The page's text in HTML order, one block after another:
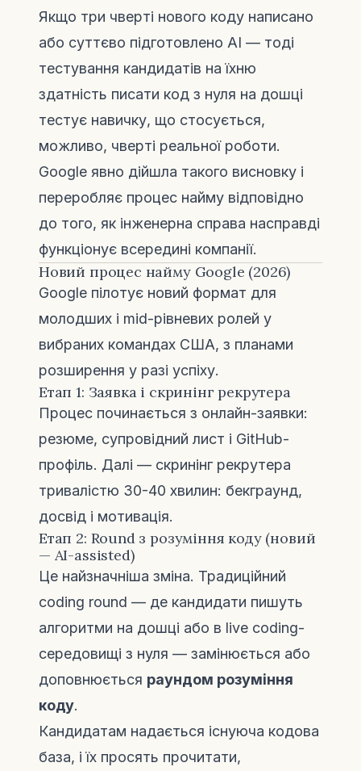
Якщо три чверті нового коду написано
або суттєво підготовлено AI — тоді
тестування кандидатів на їхню
здатність писати код з нуля на дошці
тестує навичку, що стосується,
можливо, чверті реальної роботи.
Google явно дійшла такого висновку і
переробляє процес найму відповідно
до того, як інженерна справа насправді
функціонує всередині компанії.
Новий процес найму Google (2026)
Google пілотує новий формат для
молодших і mid-рівневих ролей у
вибраних командах США, з планами
розширення у разі успіху.
Етап 1: Заявка і скринінг рекрутера
Процес починається з онлайн-заявки:
резюме, супровідний лист і GitHub-
профіль. Далі — скринінг рекрутера
тривалістю 30-40 хвилин: бекграунд,
досвід і мотивація.
Етап 2: Round з розуміння коду (новий
— AI-assisted)
Це найзначніша зміна. Традиційний
coding round — де кандидати пишуть
алгоритми на дошці або в live coding-
середовищі з нуля — замінюється або
доповнюється раундом розуміння
коду.
Кандидатам надається існуюча кодова
база, і їх просять прочитати,